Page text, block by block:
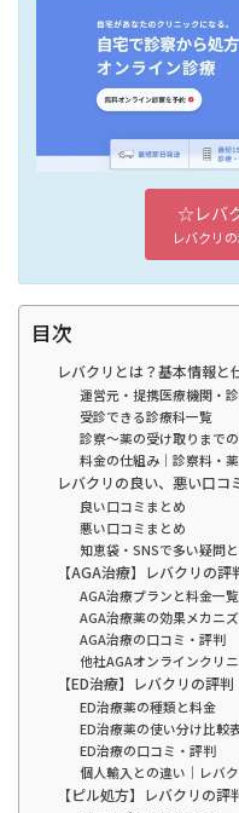
☆レバ
レバクリ
目次
レバクリとは？基本情報と
運営元・提携医療機関・
受診できる診療科一覧
診察〜薬の受け取りまで
料金の仕組み｜診察料・
レバクリの良い、悪い口コ
良い口コミまとめ
悪い口コミまとめ
知恵袋・SNSで多い疑問
【AGA治療】レバクリの
AGA治療プランと料金一覧
AGA治療薬の効果メカニ
AGA治療の口コミ・評判
他社AGAオンラインクリ
【ED治療】レバクリの評
ED治療薬の種類と料金
ED治療薬の使い分け比較
ED治療の口コミ・評判
個人輸入との違い｜レバ
【ピル処方】レバクリの評